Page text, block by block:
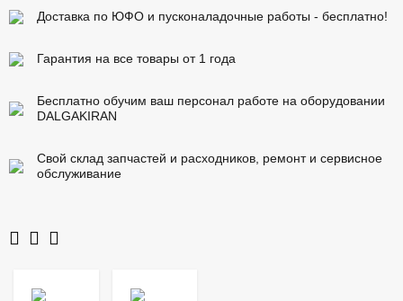
Доставка по ЮФО и пусконаладочные работы - бесплатно!
Гарантия на все товары от 1 года
Бесплатно обучим ваш персонал работе на оборудовании
DALGAKIRAN
Свой склад запчастей и расходников, ремонт и сервисное
обслуживание